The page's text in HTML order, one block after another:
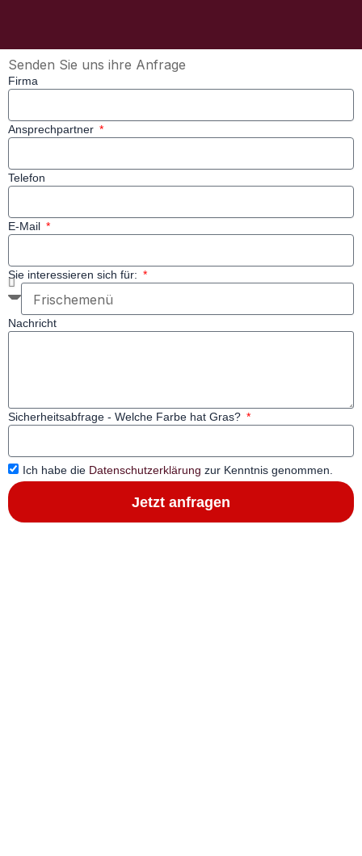
Senden Sie uns ihre Anfrage
Firma
Ansprechpartner
Telefon
E-Mail
Sie interessieren sich für:
Nachricht
Sicherheitsabfrage - Welche Farbe hat Gras?
Ich habe die Datenschutzerklärung zur Kenntnis genommen.
Jetzt anfragen